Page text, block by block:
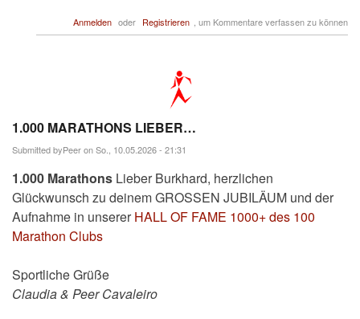
Anmelden oder Registrieren , um Kommentare verfassen zu können
1.000 MARATHONS LIEBER…
Submitted byPeeron So., 10.05.2026 - 21:31
1.000 Marathons Lieber Burkhard, herzlichen
Glückwunsch zu deinem GROSSEN JUBILÄUM und der
Aufnahme in unsererHALL OF FAME 1000+ des 100
Marathon Clubs
Sportliche Grüße
Claudia & Peer Cavaleiro